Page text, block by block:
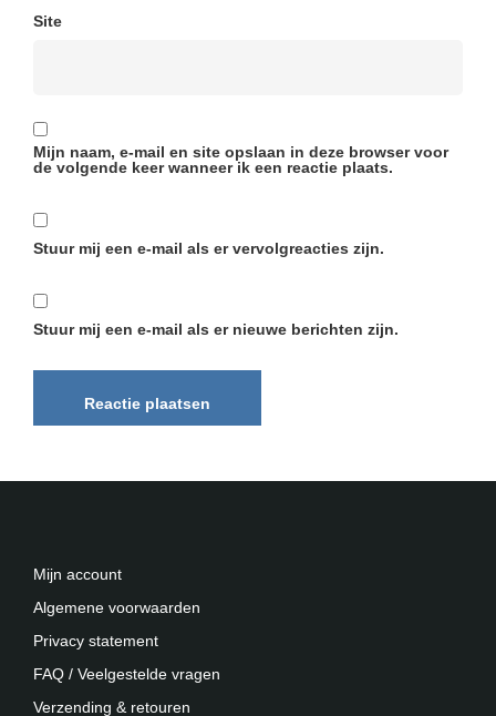
Site
Mijn naam, e-mail en site opslaan in deze browser voor
de volgende keer wanneer ik een reactie plaats.
Stuur mij een e-mail als er vervolgreacties zijn.
Stuur mij een e-mail als er nieuwe berichten zijn.
Mijn account
Algemene voorwaarden
Privacy statement
FAQ / Veelgestelde vragen
Verzending & retouren